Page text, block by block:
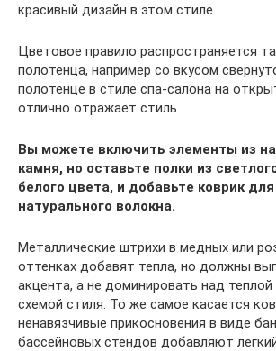
красивый дизайн в этом стиле
Цветовое правило распространяется
полотенца, например со вкусом
полотенце в стиле спа-салона на
отлично отражает стиль.
Вы можете включить элементы из
камня, но оставьте полки из
белого цвета, и добавьте коврик
натурального волокна.
Металлические штрихи в медных или
оттенках добавят тепла, но должны
акцента, а не доминировать над теплой
схемой стиля. То же самое касается
ненавязчивые прикосновения в виде
бассейновых стендов добавляют